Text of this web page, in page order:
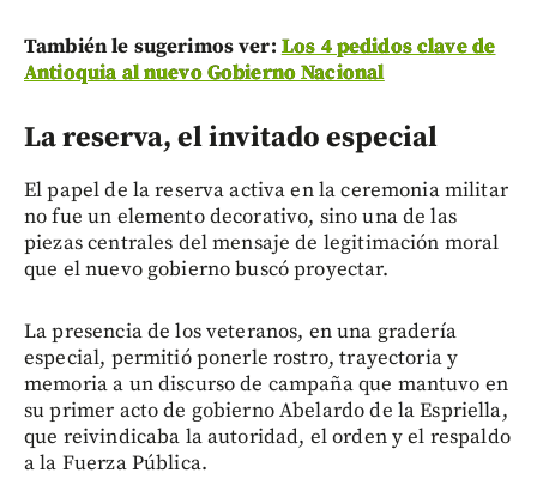
También le sugerimos ver: Los 4 pedidos clave de
Antioquia al nuevo Gobierno Nacional
La reserva, el invitado especial
El papel de la reserva activa en la ceremonia militar
no fue un elemento decorativo, sino una de las
piezas centrales del mensaje de legitimación moral
que el nuevo gobierno buscó proyectar.
La presencia de los veteranos, en una gradería
especial, permitió ponerle rostro, trayectoria y
memoria a un discurso de campaña que mantuvo en
su primer acto de gobierno Abelardo de la Espriella,
que reivindicaba la autoridad, el orden y el respaldo
a la Fuerza Pública.